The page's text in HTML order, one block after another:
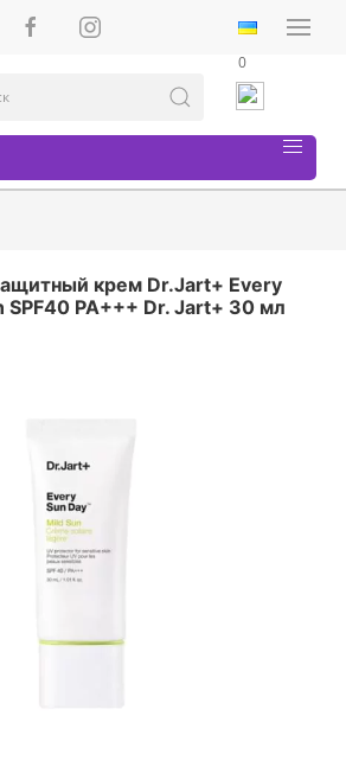
0
крем Dr.Jart+ Every
SPF40 PA+++ Dr. Jart+ 30 мл